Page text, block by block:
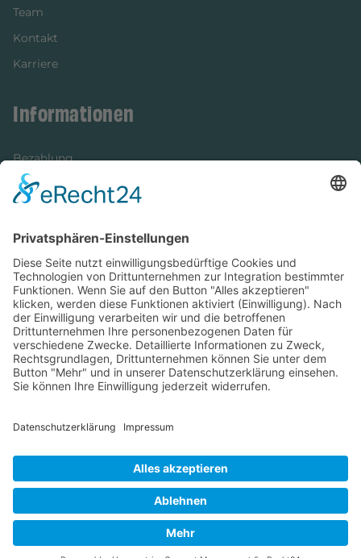
Team
Kontakt
Karriere
Informationen
Bezahlung
Newsletter
Versandinformationen
Verfügbarkeit/Verträglichkeit
Rechtliches
Widerrufsrecht und Widerrufsformular
Impressum
Datenschutzerklärung
Cookie-Einstellungen
AGB
Streitbeilegungsstelle
Vertrag widerrufen